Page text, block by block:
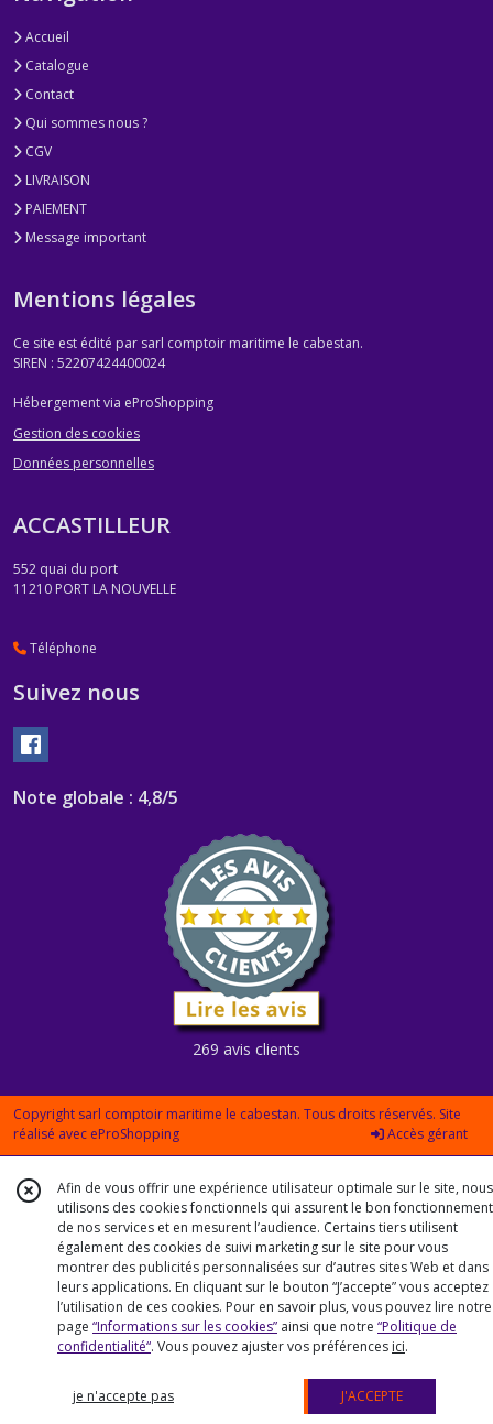
Accueil
Catalogue
Contact
Qui sommes nous ?
CGV
LIVRAISON
PAIEMENT
Message important
Mentions légales
Ce site est édité par sarl comptoir maritime le cabestan.
SIREN : 52207424400024
Hébergement via eProShopping
Gestion des cookies
Données personnelles
ACCASTILLEUR
552 quai du port
11210 PORT LA NOUVELLE
Téléphone
Suivez nous
Note globale : 4,8/5
269 avis clients
Copyright sarl comptoir maritime le cabestan. Tous droits réservés. Site
réalisé avec eProShopping Accès gérant
Afin de vous offrir une expérience utilisateur optimale sur le site, nous
utilisons des cookies fonctionnels qui assurent le bon fonctionnement
de nos services et en mesurent l’audience. Certains tiers utilisent
également des cookies de suivi marketing sur le site pour vous
montrer des publicités personnalisées sur d’autres sites Web et dans
leurs applications. En cliquant sur le bouton “J’accepte” vous acceptez
l’utilisation de ces cookies. Pour en savoir plus, vous pouvez lire notre
page “Informations sur les cookies” ainsi que notre “Politique de
confidentialité“. Vous pouvez ajuster vos préférences ici.
je n'accepte pas J'ACCEPTE